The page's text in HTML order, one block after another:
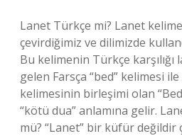
Lanet Türkçe mi? Lanet
çevirdiğimiz ve dilimizde
Bu kelimenin Türkçe
gelen Farsça “bed” kelimesi ile
kelimesinin birleşimi olan
“kötü dua” anlamına gelir.
mü? “Lanet” bir küfür